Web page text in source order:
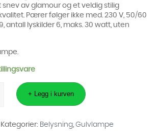
snev av glamour og et veldig stilig
Pærer følger ikke med. 230 V, 50/60
antall lyskilder 6, maks. 30 watt, uten
+ Legg i kurven
Kategorier: Belysning Gulvlampe